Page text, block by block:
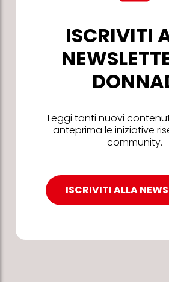
ISCRIVITI
Leggi tanti nuovi
anteprima le iniziative
community.
ISCRIVITI ALLA